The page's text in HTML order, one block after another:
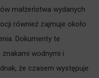
małżeństwa wydanych
również zajmuje około
Dokumenty te
wodnymi i
że czasem występuje